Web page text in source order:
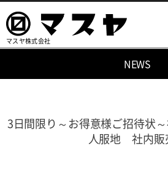
マスヤ株式会社
NEWS
3日間限り～お得意様ご招待状
人服地 社内販